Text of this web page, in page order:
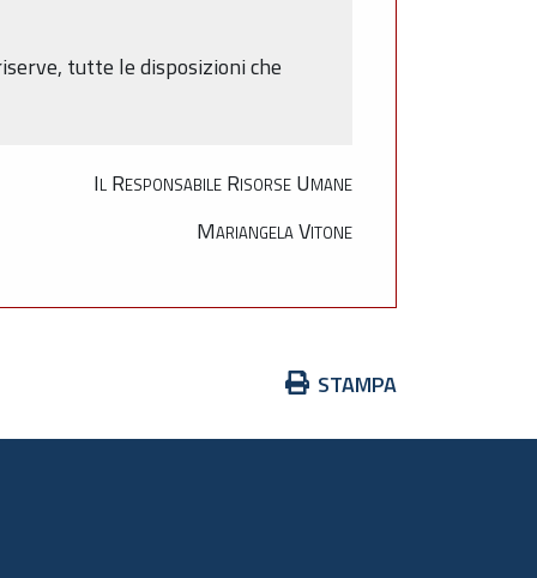
tutte le disposizioni che
Il Responsabile Risorse Umane
Mariangela Vitone
Azioni
documento
STAMPA